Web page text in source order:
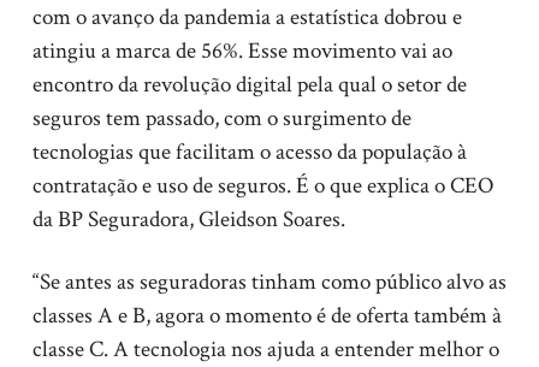
com o avanço da pandemia a estatística dobrou e
atingiu a marca de 56%. Esse movimento vai ao
encontro da revolução digital pela qual o setor de
seguros tem passado, com o surgimento de
tecnologias que facilitam o acesso da população à
contratação e uso de seguros. É o que explica o CEO
da BP Seguradora, Gleidson Soares.
“Se antes as seguradoras tinham como público alvo as
classes A e B, agora o momento é de oferta também à
classe C. A tecnologia nos ajuda a entender melhor o